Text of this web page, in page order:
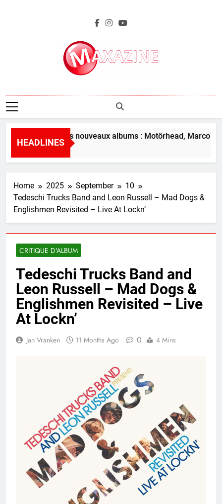
Maxazine.fr
HEADLINES
L’aperçu des nouveaux albums : Motörhead, Marco
1 Hour Ago
Home 2025 September
10
Tedeschi Trucks Band and Leon Russell – Mad Dogs &
Englishmen Revisited – Live At Lockn’
CRITIQUE D'ALBUM
Tedeschi Trucks Band and
Leon Russell – Mad Dogs &
Englishmen Revisited – Live
At Lockn’
Jan Vranken 11 Months Ago 0 4 Mins